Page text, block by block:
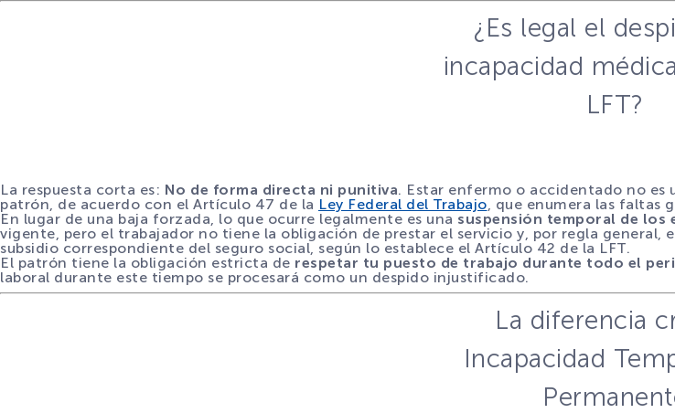
¿Es legal el
incapacidad
LFT?
La respuesta corta es: No de forma directa ni punitiva. Estar enfermo o accidentado no es
patrón, de acuerdo con el Artículo 47 de la Ley Federal del Trabajo, que enumera las faltas
En lugar de una baja forzada, lo que ocurre legalmente es una suspensión temporal de los
vigente, pero el trabajador no tiene la obligación de prestar el servicio y, por regla
subsidio correspondiente del seguro social, según lo establece el Artículo 42 de la LFT.
El patrón tiene la obligación estricta de respetar tu puesto de trabajo durante todo el
laboral durante este tiempo se procesará como un despido injustificado.
La diferencia
Incapacidad